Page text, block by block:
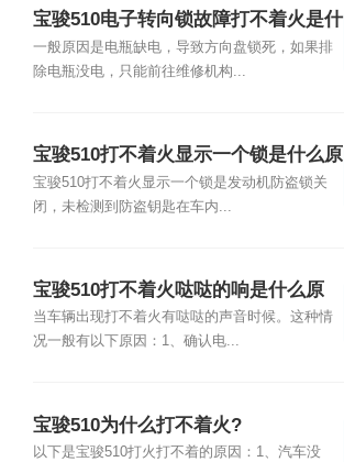
宝骏510电子转向锁故障打不着火是什
么原因？
一般原因是电瓶缺电，导致方向盘锁死，如果排
除电瓶没电，只能前往维修机构...
宝骏510打不着火显示一个锁是什么原
因？
宝骏510打不着火显示一个锁是发动机防盗锁关
闭，未检测到防盗钥匙在车内...
宝骏510打不着火哒哒的响是什么原
因？
当车辆出现打不着火有哒哒的声音时候。这种情
况一般有以下原因：1、确认电...
宝骏510为什么打不着火?
以下是宝骏510打火打不着的原因：1、汽车没